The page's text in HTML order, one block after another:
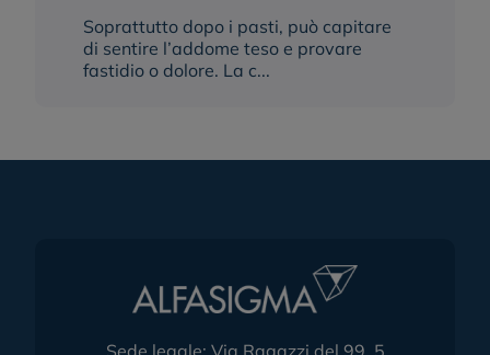
Soprattutto dopo i pasti, può capitare
di sentire l’addome teso e provare
fastidio o dolore. La c...